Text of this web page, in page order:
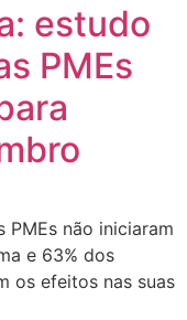
estudo
PMEs
PMEs não iniciaram
e 63% dos
os efeitos nas suas